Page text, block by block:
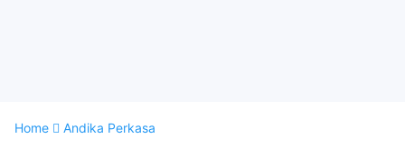
Home Andika Perkasa